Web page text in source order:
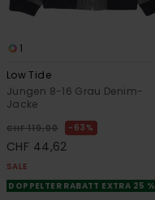
1
Low Tide
Jungen 8-16 Grau Denim-
Jacke
CHF 119,00 63%
CHF 44,62
SALE
DOPPELTER RABATT EXTRA 25 %